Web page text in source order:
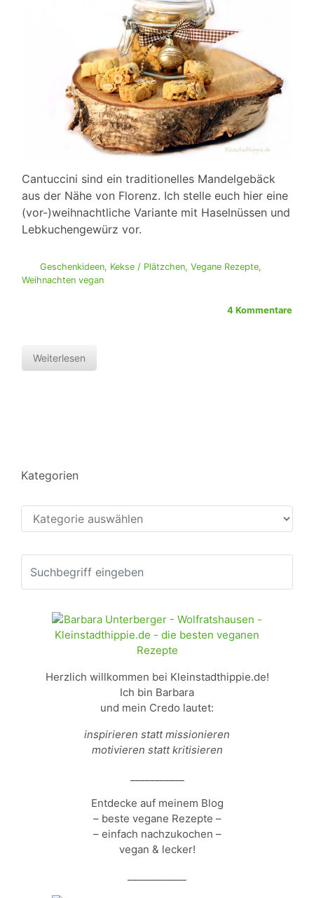
Cantuccini sind ein traditionelles Mandelgebäck
aus der Nähe von Florenz. Ich stelle euch hier eine
(vor-)weihnachtliche Variante mit Haselnüssen und
Lebkuchengewürz vor.
Geschenkideen, Kekse / Plätzchen, Vegane Rezepte,
Weihnachten vegan
4 Kommentare
Weiterlesen
Kategorien
Kategorien
Herzlich willkommen bei Kleinstadthippie.de!
Ich bin Barbara
und mein Credo lautet:
inspirieren statt missionieren
motivieren statt kritisieren
Entdecke auf meinem Blog
– beste vegane Rezepte –
– einfach nachzukochen –
vegan & lecker!